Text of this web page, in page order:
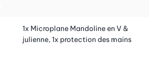
1x Microplane Mandoline en V &
julienne, 1x protection des mains